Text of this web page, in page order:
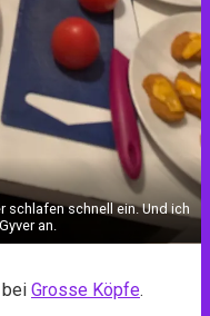
schlafen schnell ein. Und ich
an.
Grosse Köpfe.